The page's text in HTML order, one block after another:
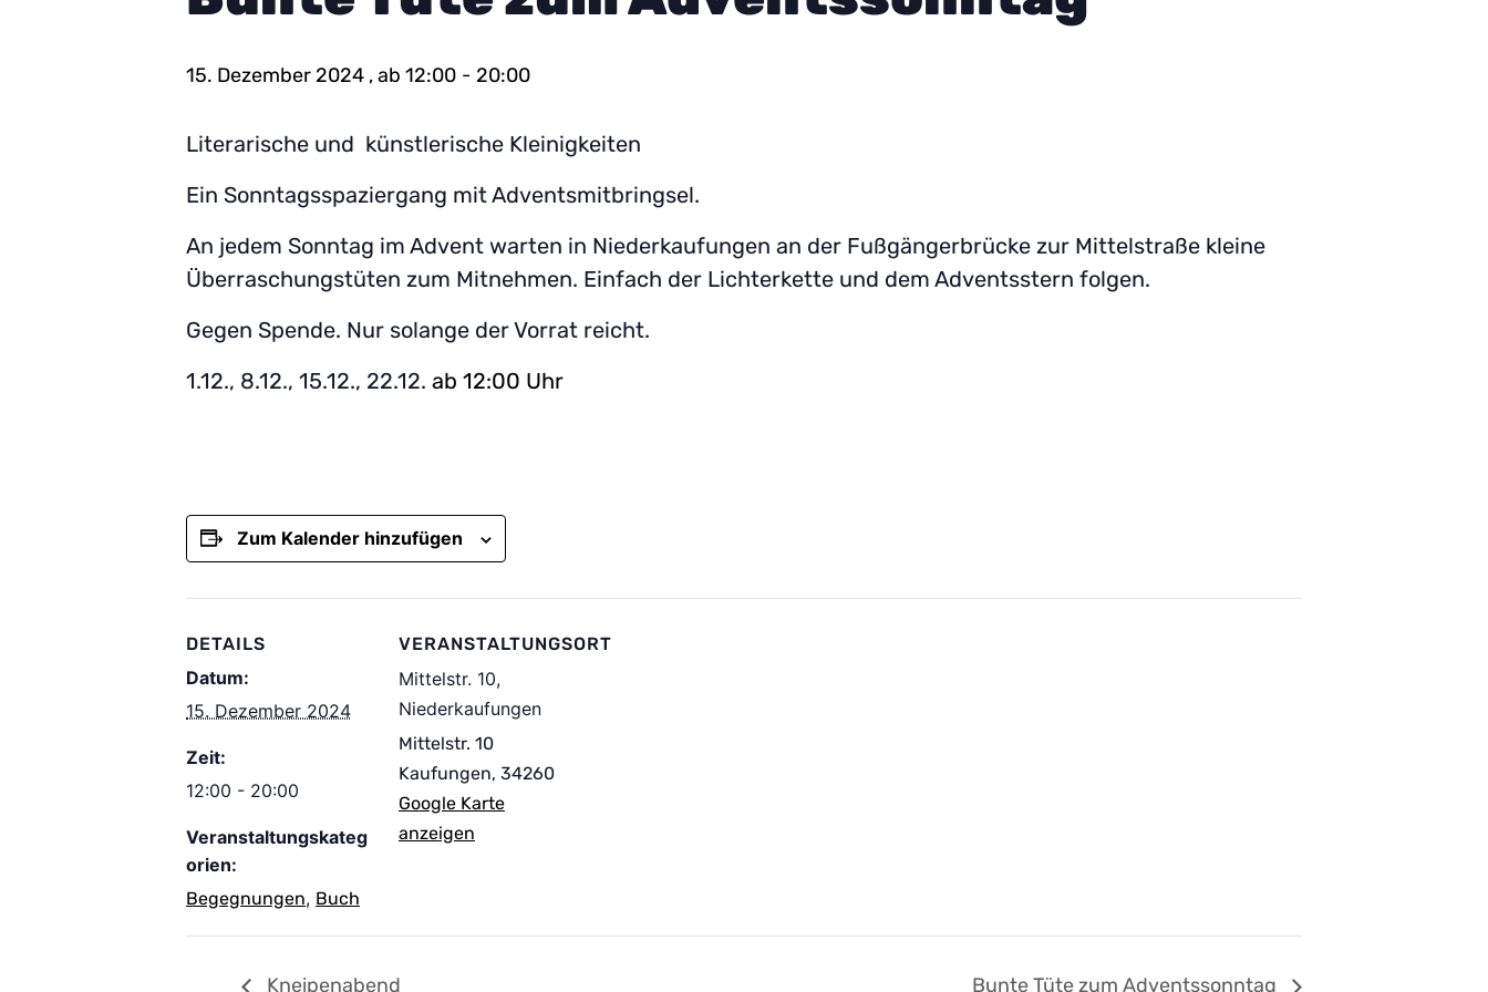
15. Dezember 2024 , ab 12:00 - 20:00
Literarische und künstlerische Kleinigkeiten
Ein Sonntagsspaziergang mit Adventsmitbringsel.
An jedem Sonntag im Advent warten in Niederkaufungen an der Fußgängerbrücke zur Mittelstraße kleine
Überraschungstüten zum Mitnehmen. Einfach der Lichterkette und dem Adventsstern folgen.
Gegen Spende. Nur solange der Vorrat reicht.
1.12., 8.12., 15.12., 22.12. ab 12:00 Uhr
Zum Kalender hinzufügen
DETAILS
Datum:
15. Dezember 2024
Zeit:
12:00 - 20:00
Veranstaltungskateg
orien:
Begegnungen, Buch
VERANSTALTUNGSORT
Mittelstr. 10,
Niederkaufungen
Mittelstr. 10
Kaufungen, 34260
Google Karte
anzeigen
Kneipenabend Bunte Tüte zum Adventssonntag